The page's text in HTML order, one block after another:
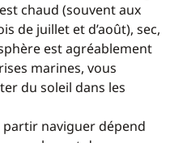
est chaud (souvent aux
de juillet et d’août), sec,
est agréablement
marines, vous
du soleil dans les
naviguer dépend